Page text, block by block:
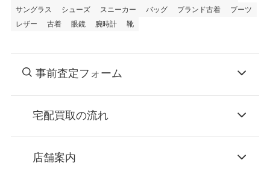
サングラス
シューズ スニーカー バッグ ブランド古着
ブーツ
レザー
古着 眼鏡 腕時計 靴
事前査定フォーム
宅配買取の流れ
お申込み
店舗案内